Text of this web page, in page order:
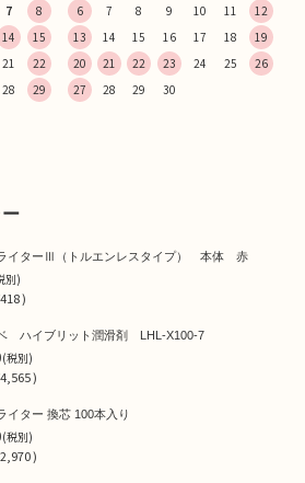
7
8
14
15
21
22
28
29
6
7 8 9 10 11
12
13
14 15 16 17 18
19
20
21 22 23 24 25
26
27
28 29 30
イターⅢ（トルエンレスタイプ） 本体 赤
別)
)
ハイブリット潤滑剤 LHL-X100-7
(税別)
)
イター 換芯 100本入り
(税別)
)